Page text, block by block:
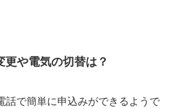
更や電気の切替は？
話で簡単に申込みができるようで